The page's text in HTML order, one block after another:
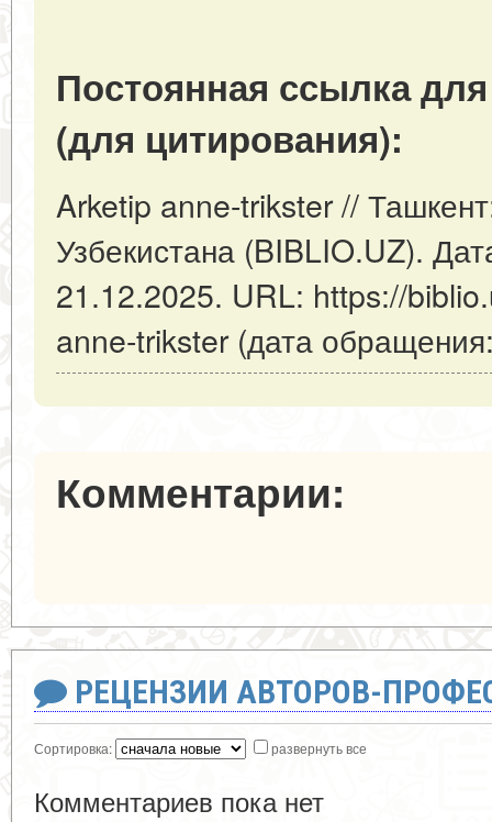
Постоянная ссылка
(для цитирования):
Arketip anne-trikster //
Узбекистана (BIBLIO.UZ).
21.12.2025. URL: https://
anne-trikster (дата
Комментарии:
РЕЦЕНЗИИ АВТОРОВ-
Сортировка: развернуть все
Комментариев пока нет